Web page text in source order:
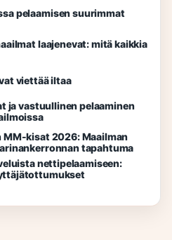
pelaamisen suurimmat
laajenevat: mitä kaikkia
viettää iltaa
ja vastuullinen pelaaminen
MM-kisat 2026: Maailman
tapahtuma
nettipelaamiseen: